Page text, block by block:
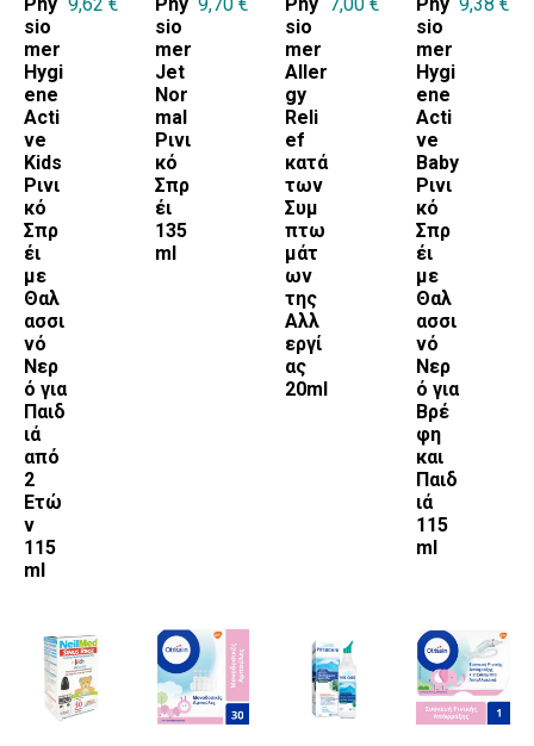
sio
mer
Hygi
ene
Acti
ve
Kids
Ρινι
κό
Σπρ
έι
με
Θαλ
ασσι
νό
Νερ
ό για
Παιδ
ιά
από
2
Ετώ
ν
115
ml
sio
mer
Jet
Nor
mal
Ρινι
κό
Σπρ
έι
135
ml
sio
mer
Aller
gy
Reli
ef
κατά
των
Συμ
πτω
μάτ
ων
της
Αλλ
εργί
ας
20ml
sio
mer
Hygi
ene
Acti
ve
Baby
Ρινι
κό
Σπρ
έι
με
Θαλ
ασσι
νό
Νερ
ό για
Βρέ
φη
και
Παιδ
ιά
115
ml